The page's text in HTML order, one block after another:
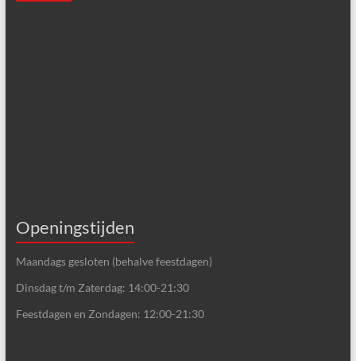
Openingstijden
Maandags gesloten (behalve feestdagen)
Dinsdag t/m Zaterdag: 14:00-21:30
Feestdagen en Zondagen: 12:00-21:30